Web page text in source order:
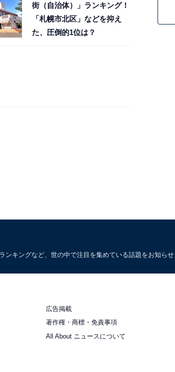
街（自治体）」ランキング！
「札幌市北区」などを抑え
た、圧倒的1位は？
キングなど、世の中で注目を集めている話題をお知らせ
広告掲載
著作権・商標・免責事項
All About ニュースについて